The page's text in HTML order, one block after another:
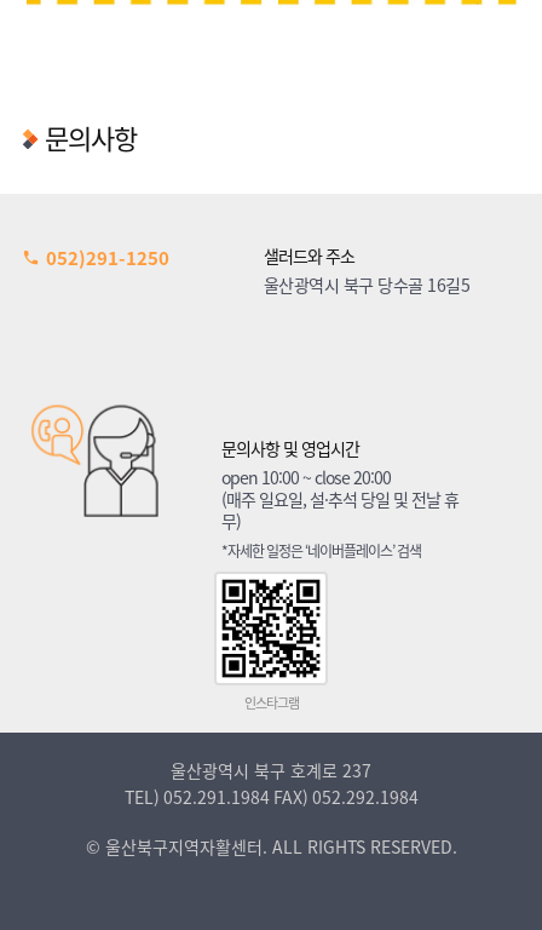
문의사항
052)291-1250
샐러드와 주소
울산광역시 북구 당수골 16길5
문의사항 및 영업시간
open 10:00 ~ close 20:00
(매주 일요일, 설·추석 당일 및 전날 휴
무)
*자세한 일정은 ‘네이버플레이스’ 검색
인스타그램
울산광역시 북구 호계로 237
TEL) 052.291.1984 FAX) 052.292.1984
© 울산북구지역자활센터. ALL RIGHTS RESERVED.